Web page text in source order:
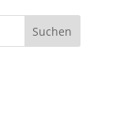
Suchen